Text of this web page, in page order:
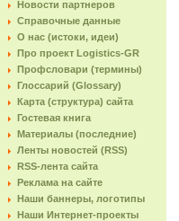
Новости партнеров
Справочные данные
О нас (истоки, идеи)
Про проект Logistics-GR
Профсловари (термины)
Глоссарий (Glossary)
Карта (структура) сайта
Гостевая книга
Материалы (последние)
Ленты новостей (RSS)
RSS-лента сайта
Реклама на сайте
Наши баннеры, логотипы
Наши Интернет-проекты